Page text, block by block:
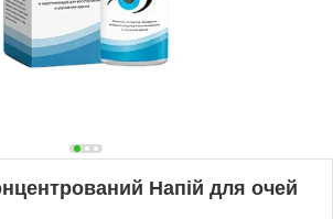
Напій для очей